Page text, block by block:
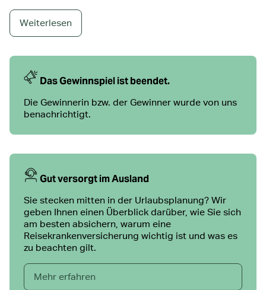
Weiterlesen
Das Gewinnspiel ist beendet.
Die Gewinnerin bzw. der Gewinner wurde von uns
benachrichtigt.
Gut versorgt im Ausland
Sie stecken mitten in der Urlaubsplanung? Wir
geben Ihnen einen Überblick darüber, wie Sie sich
am besten absichern, warum eine
Reisekrankenversicherung wichtig ist und was es
zu beachten gilt.
Mehr erfahren